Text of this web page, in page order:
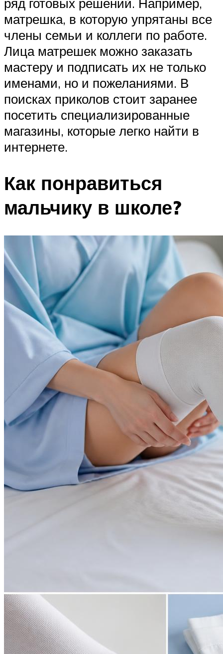
матрешка, в которую упрятаны все
члены семьи и коллеги по работе.
Лица матрешек можно заказать
мастеру и подписать их не только
именами, но и пожеланиями. В
поисках приколов стоит заранее
посетить специализированные
магазины, которые легко найти в
интернете.
Как понравиться
мальчику в школе?